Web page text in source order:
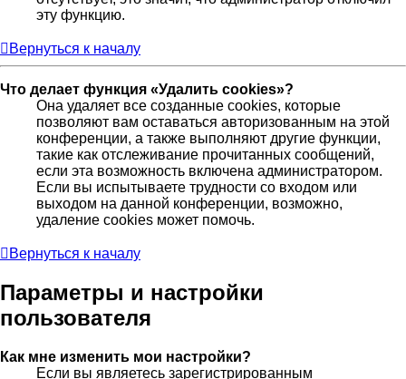
эту функцию.
Вернуться к началу
Что делает функция «Удалить cookies»?
Она удаляет все созданные cookies, которые
позволяют вам оставаться авторизованным на этой
конференции, а также выполняют другие функции,
такие как отслеживание прочитанных сообщений,
если эта возможность включена администратором.
Если вы испытываете трудности со входом или
выходом на данной конференции, возможно,
удаление cookies может помочь.
Вернуться к началу
Параметры и настройки
пользователя
Как мне изменить мои настройки?
Если вы являетесь зарегистрированным